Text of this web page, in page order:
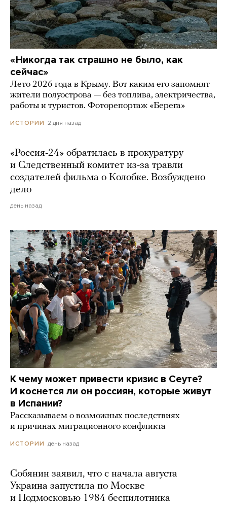
«Никогда так страшно не было, как
сейчас»
Лето 2026 года в Крыму. Вот каким его запомнят
жители полуострова — без топлива, электричества,
работы и туристов. Фоторепортаж «Берега»
ИСТОРИИ 2 дня назад
«Россия-24» обратилась в прокуратуру
и Следственный комитет из-за травли
создателей фильма о Колобке. Возбуждено
дело
день назад
К чему может привести кризис в Сеуте?
И коснется ли он россиян, которые живут
в Испании?
Рассказываем о возможных последствиях
и причинах миграционного конфликта
ИСТОРИИ день назад
Собянин заявил, что с начала августа
Украина запустила по Москве
и Подмосковью 1984 беспилотника